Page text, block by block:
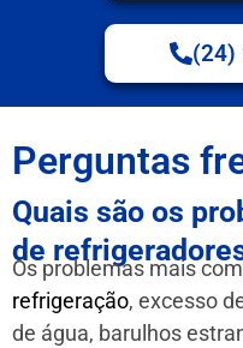
(24)
Perguntas
Quais são os
de
Os problemas mais
refrigeração, excesso
de água, barulhos